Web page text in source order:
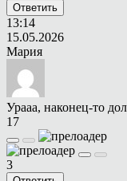
Ответить
13:14
15.05.2026
Мария
Урааа, наконец-то
17
3